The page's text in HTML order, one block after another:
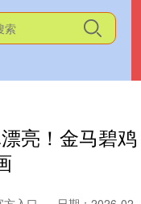
亮！金马碧鸡